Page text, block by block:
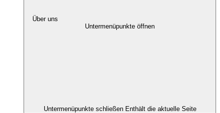
Über uns
Untermenüpunkte öffnen
Untermenüpunkte schließen Enthält die aktuelle Seite